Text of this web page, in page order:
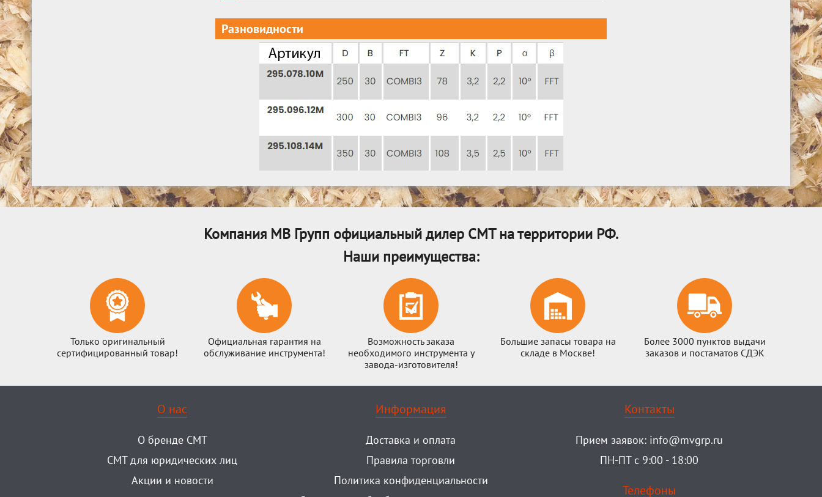
Разновидности
Компания МВ Групп официальный дилер CMT на территории РФ.
Наши преимущества:
Только оригинальный
сертифицированный товар!
Официальная гарантия на
обслуживание инструмента!
Возможность заказа
необходимого инструмента у
завода-изготовителя!
Большие запасы товара на
складе в Москве!
Более 3000 пунктов выдачи
заказов и постаматов СДЭК
О нас
О бренде CMT
CMT для юридических лиц
Акции и новости
Информация
Доставка и оплата
Правила торговли
Политика конфиденциальности
Контакты
Прием заявок: info@mvgrp.ru
ПН-ПТ с 9:00 - 18:00
Телефоны